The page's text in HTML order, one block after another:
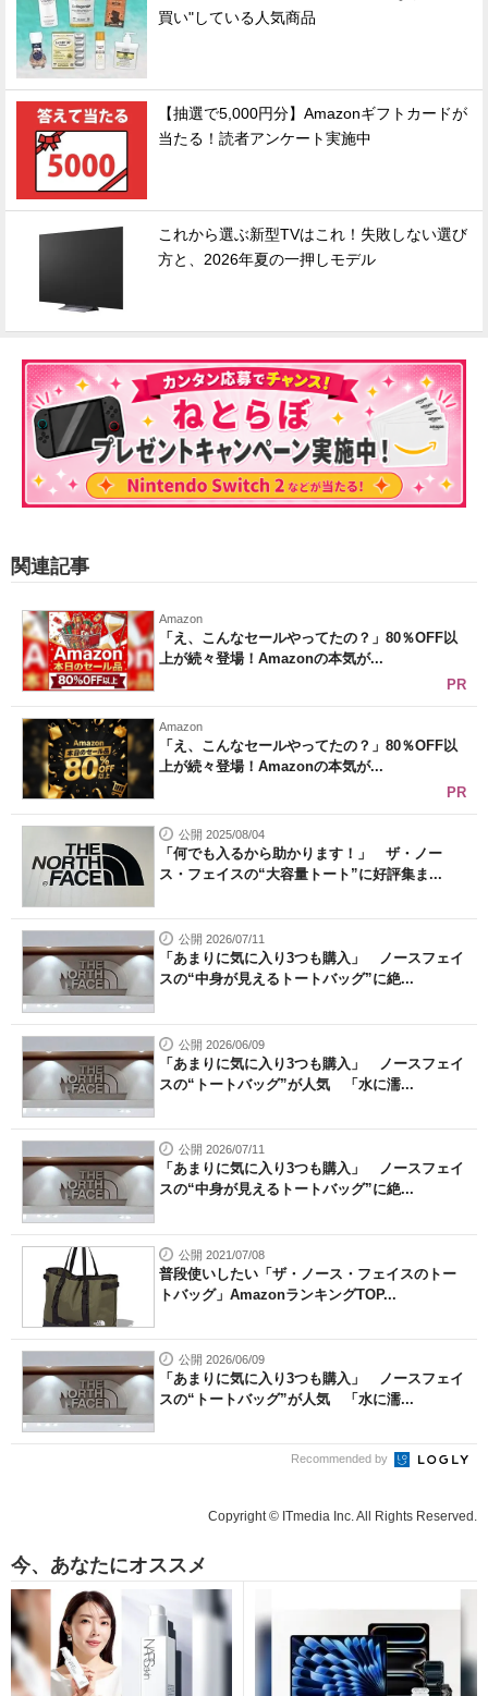
買い"している人気商品
【抽選で5,000円分】Amazonギフトカードが
当たる！読者アンケート実施中
これから選ぶ新型TVはこれ！失敗しない選び
方と、2026年夏の一押しモデル
関連記事
Amazon
「え、こんなセールやってたの？」80％OFF以
上が続々登場！Amazonの本気が...
PR
Amazon
「え、こんなセールやってたの？」80％OFF以
上が続々登場！Amazonの本気が...
PR
公開 2025/08/04
「何でも入るから助かります！」 ザ・ノー
ス・フェイスの“大容量トート”に好評集ま...
公開 2026/07/11
「あまりに気に入り3つも購入」 ノースフェイ
スの“中身が見えるトートバッグ”に絶...
公開 2026/06/09
「あまりに気に入り3つも購入」 ノースフェイ
スの“トートバッグ”が人気 「水に濡...
公開 2026/07/11
「あまりに気に入り3つも購入」 ノースフェイ
スの“中身が見えるトートバッグ”に絶...
公開 2021/07/08
普段使いしたい「ザ・ノース・フェイスのトー
トバッグ」AmazonランキングTOP...
公開 2026/06/09
「あまりに気に入り3つも購入」 ノースフェイ
スの“トートバッグ”が人気 「水に濡...
Recommended by
Copyright © ITmedia Inc. All Rights Reserved.
今、あなたにオススメ